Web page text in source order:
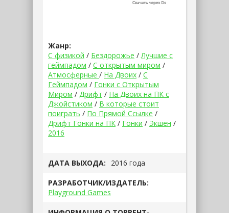
ДАТА ВЫХОДА: 2016 года
РАЗРАБОТЧИК/ИЗДАТЕЛЬ:
Playground Games
Жанр:
С физикой / Бездорожье / Лучшие с
геймпадом / С открытым миром /
Атмосферные / На Двоих / С
Геймпадом / Гонки с Открытым
Миром / Дрифт / На Двоих на ПК с
Джойстиком / В которые стоит
поиграть / По Прямой Ссылке /
Дрифт Гонки на ПК / Гонки / Экшен /
2016